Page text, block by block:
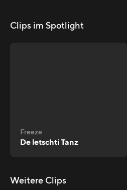
Clips im Spotlight
Freeze
De letschti Tanz
Weitere Clips